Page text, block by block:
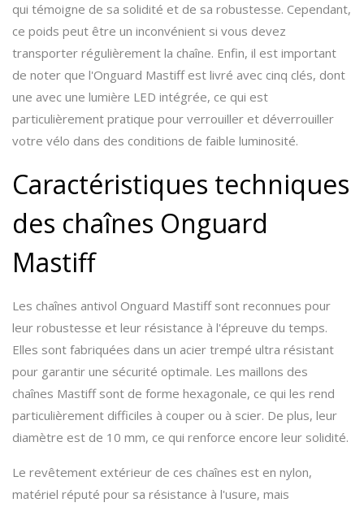
qui témoigne de sa solidité et de sa robustesse. Cependant,
ce poids peut être un inconvénient si vous devez
transporter régulièrement la chaîne. Enfin, il est important
de noter que l'Onguard Mastiff est livré avec cinq clés, dont
une avec une lumière LED intégrée, ce qui est
particulièrement pratique pour verrouiller et déverrouiller
votre vélo dans des conditions de faible luminosité.
Caractéristiques techniques
des chaînes Onguard
Mastiff
Les chaînes antivol Onguard Mastiff sont reconnues pour
leur robustesse et leur résistance à l'épreuve du temps.
Elles sont fabriquées dans un acier trempé ultra résistant
pour garantir une sécurité optimale. Les maillons des
chaînes Mastiff sont de forme hexagonale, ce qui les rend
particulièrement difficiles à couper ou à scier. De plus, leur
diamètre est de 10 mm, ce qui renforce encore leur solidité.
Le revêtement extérieur de ces chaînes est en nylon,
matériel réputé pour sa résistance à l'usure, mais